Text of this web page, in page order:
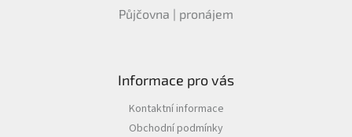
Půjčovna | pronájem
Informace pro vás
Kontaktní informace
Obchodní podmínky